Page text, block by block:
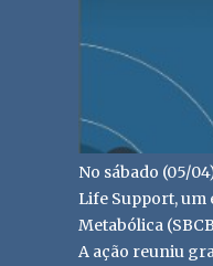
No sábado (05/
Life Support, um
Metabólica
A ação reuniu